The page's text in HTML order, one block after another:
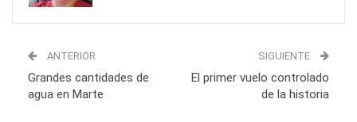
ANTERIOR
Grandes cantidades de
agua en Marte
SIGUIENTE
El primer vuelo controlado
de la historia